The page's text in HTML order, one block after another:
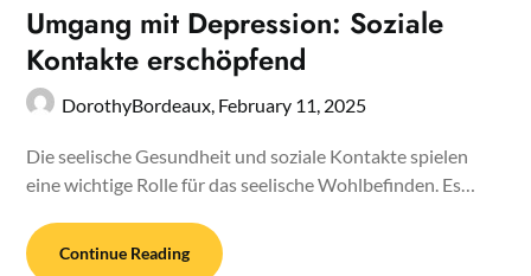
Umgang mit Depression: Soziale
Kontakte erschöpfend
DorothyBordeaux, February 11, 2025
Die seelische Gesundheit und soziale Kontakte spielen
eine wichtige Rolle für das seelische Wohlbefinden. Es…
Continue Reading